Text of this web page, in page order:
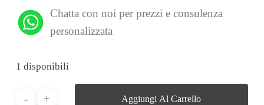
Chatta con noi per prezzi e consulenza
personalizzata
1 disponibili
Aggiungi Al Carrello